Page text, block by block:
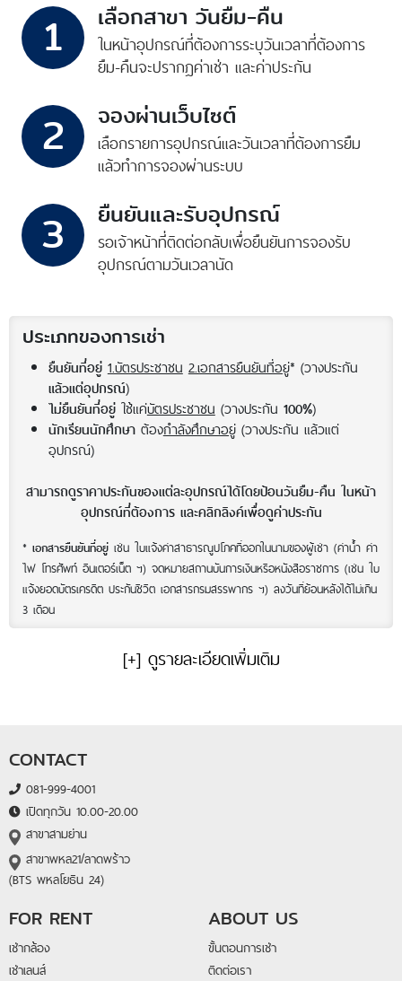
1 เลือกสาขา วันยืม-คืน
ในหน้าอุปกรณ์ที่ต้องการระบุวันเวลาที่ต้องการ
ยืม-คืนจะปรากฎค่าเช่า และค่าประกัน
2 จองผ่านเว็บไซต์
เลือกรายการอุปกรณ์และวันเวลาที่ต้องการยืม
แล้วทำการจองผ่านระบบ
3 ยืนยันและรับอุปกรณ์
รอเจ้าหน้าที่ติดต่อกลับเพื่อยืนยันการจองรับ
อุปกรณ์ตามวันเวลานัด
ประเภทของการเช่า
ยืนยันที่อยู่ 1.บัตรประชาชน 2.เอกสารยืนยันที่อยู่* (วางประกัน
แล้วแต่อุปกรณ์)
ไม่ยืนยันที่อยู่ใช้แค่บัตรประชาชน(วางประกัน 100%)
นักเรียนนักศึกษาต้องกำลังศึกษาอยู่(วางประกัน แล้วแต่
อุปกรณ์)
สามารถดูราคาประกันของแต่ละอุปกรณ์ได้โดยป้อนวันยืม-คืน ในหน้า
อุปกรณ์ที่ต้องการ และคลิกลิงค์เพื่อดูค่าประกัน
* เอกสารยืนยันที่อยู่ เช่น ใบแจ้งค่าสาธารณูปโภคที่ออกในนามของผู้เช่า (ค่าน้ำ ค่า
ไฟ โทรศัพท์ อินเตอร์เน็ต ฯ) จดหมายสถานบันการเงินหรือหนังสือราชการ (เช่น ใบ
แจ้งยอดบัตรเครดิต ประกันชีวิต เอกสารกรมสรรพากร ฯ) ลงวันที่ย้อนหลังได้ไม่เกิน
3 เดือน
[+] ดูรายละเอียดเพิ่มเติม
CONTACT
081-999-4001
เปิดทุกวัน 10.00-20.00
สาขาสามย่าน
สาขาพหล21/ลาดพร้าว
(BTS พหลโยธิน 24)
FOR RENT
เช่ากล้อง
เช่าเลนส์
ABOUT US
ขั้นตอนการเช่า
ติดต่อเรา